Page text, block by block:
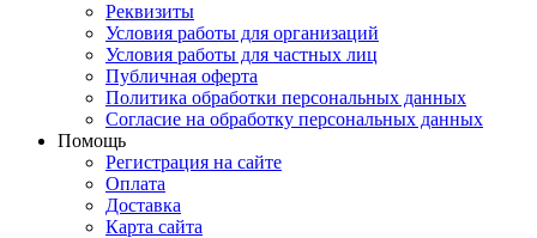
Реквизиты
Условия работы для организаций
Условия работы для частных лиц
Публичная оферта
Политика обработки персональных данных
Согласие на обработку персональных данных
Помощь
Регистрация на сайте
Оплата
Доставка
Карта сайта